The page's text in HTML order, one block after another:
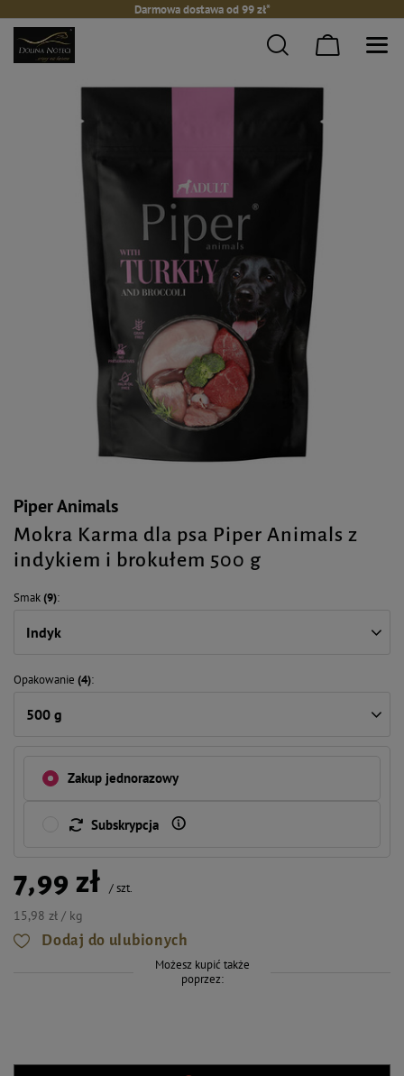
Darmowa dostawa od 99 zł*
Piper Animals
Mokra Karma dla psa Piper Animals z
indykiem i brokułem 500 g
Smak(9)
Indyk
Opakowanie (4)
500 g
Zakup jednorazowy
Subskrypcja
7,99 zł /szt.
15,98 zł / kg
Dodaj do ulubionych
Możesz kupić także
poprzez: